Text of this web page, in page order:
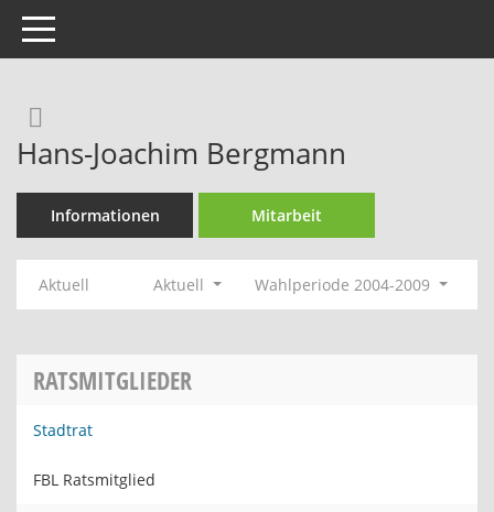
Toggle navigation
Hans-Joachim Bergmann
Informationen Mitarbeit
Aktuell Aktuell Wahlperiode 2004-2009
RATSMITGLIEDER
Stadtrat
FBL Ratsmitglied